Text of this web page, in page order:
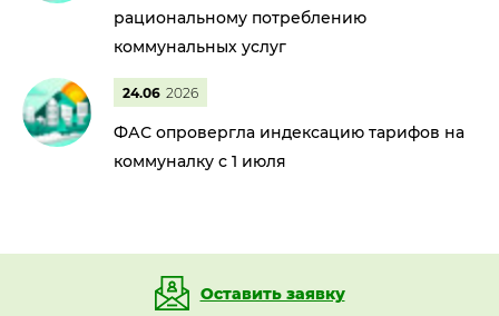
рациональному потреблению
коммунальных услуг
24.06 2026
ФАС опровергла индексацию тарифов на
коммуналку с 1 июля
Оставить заявку